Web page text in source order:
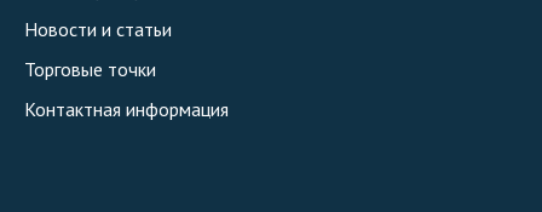
Новости и статьи
Торговые точки
Контактная информация